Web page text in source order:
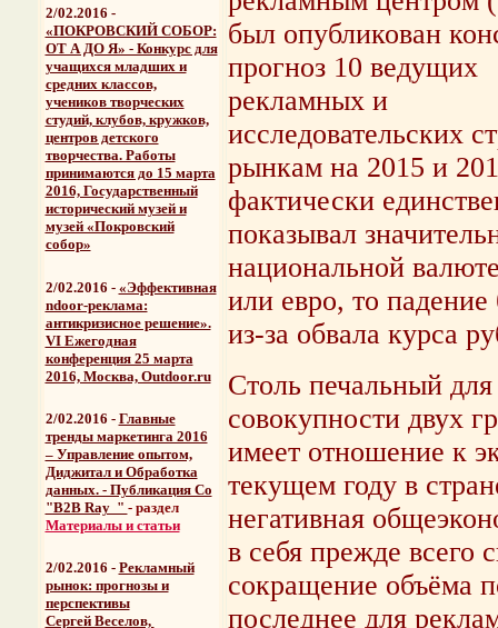
2/02.2016 -
«ПОКРОВСКИЙ СОБОР:
ОТ А ДО Я» - Конкурс для
учащихся младших и
средних классов,
учеников творческих
студий, клубов, кружков,
центров детского
творчества. Работы
принимаются до 15 марта
2016, Государственный
исторический музей и
музей «Покровский
собор»
2/02.2016 - «Эффективная
ndoor-реклама:
антикризисное решение».
VI Ежегодная
конференция 25 марта
2016, Москва, Outdoor.ru
2/02.2016 - Главные
тренды маркетинга 2016
– Управление опытом,
Диджитал и Обработка
данных. - Публикация Со
"B2B Ray " - раздел
Материалы и статьи
2/02.2016 - Рекламный
рынок: прогнозы и
перспективы
Сергей Веселов,
был опубликован
прогноз 10 ведущих
рекламных и
исследовательских
рынкам на 2015 и
фактически
показывал
национальной
или евро, то
из-за обвала курса
Столь печальный
совокупности двух
имеет отношение к
текущем году в
негативная
в себя прежде
сокращение объёма
последнее для